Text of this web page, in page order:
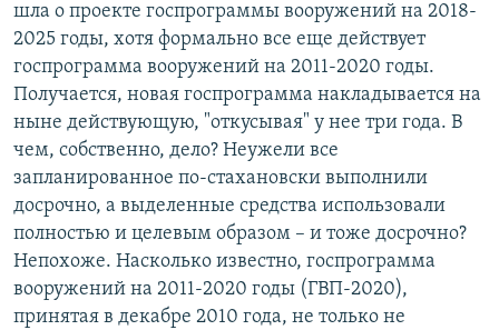
шла о проекте госпрограммы вооружений на 2018-
2025 годы, хотя формально все еще действует
госпрограмма вооружений на 2011-2020 годы.
Получается, новая госпрограмма накладывается на
ныне действующую, "откусывая" у нее три года. В
чем, собственно, дело? Неужели все
запланированное по-стахановски выполнили
досрочно, а выделенные средства использовали
полностью и целевым образом – и тоже досрочно?
Непохоже. Насколько известно, госпрограмма
вооружений на 2011-2020 годы (ГВП-2020),
принятая в декабре 2010 года, не только не